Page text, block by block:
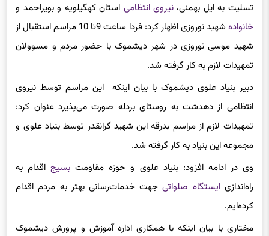
تسلیت به ایل بهمئی،نیروی انتظامی استان کهگیلویه وبویراحمد و
خانواده
شهید نوروزی اظهار کرد: فردا ساعت 9تا 10 مراسم استقبال از
شهید موسی نوروزی در شهر دیشموک با حضور مردم و مسوولان
تمهیدات لازم به کار گرفته شد.
دبیر بنیاد علوی دیشموک با بیان اینکه این مراسم توسط نیروی
انتظامی از دهدشت به روستایبردله صورت می‌پذیرد عنوان کرد:
تمهیدات لازم از مراسم بدرقه این شهید گرانقدر توسط بنیاد علوی و
مجموعه این بنیاد به کار گرفته شد.
وی در ادامه افزود: بنیاد علوی و حوزه مقاومت بسیجاقدام به
راه‌اندازیایستگاه صلواتیجهت خدمات‌رسانی بهتر به مردم اقدام
کرده‌ایم.
مختاری با بیاناینکه با همکاری اداره آموزش و پرورش دیشموک